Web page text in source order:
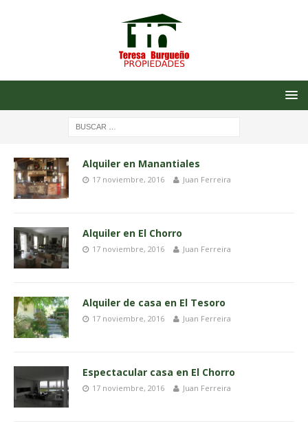
Alquiler en Manantiales
17 noviembre, 2016 Juan Ferreira
Alquiler en El Chorro
17 noviembre, 2016 Juan Ferreira
Alquiler de casa en El Tesoro
17 noviembre, 2016 Juan Ferreira
Espectacular casa en El Chorro
17 noviembre, 2016 Juan Ferreira